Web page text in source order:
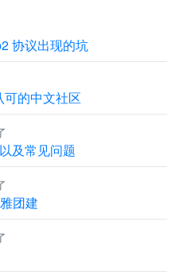
协议出现的坑
的中文社区
及常见问题
团建